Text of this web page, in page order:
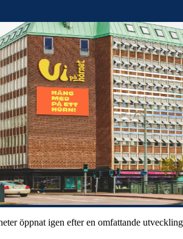
öppnat igen efter en omfattande